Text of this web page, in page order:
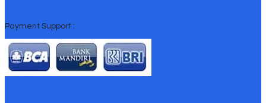
Payment Support :